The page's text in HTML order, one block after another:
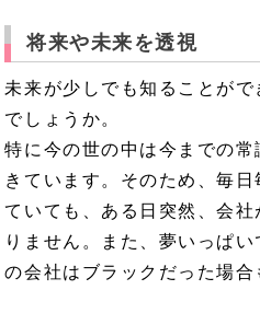
将来や未来を透視
未来が少しでも知ることが
でしょうか。
特に今の世の中は今までの
きています。そのため、毎
ていても、ある日突然、会
りません。また、夢いっぱ
の会社はブラックだった場合